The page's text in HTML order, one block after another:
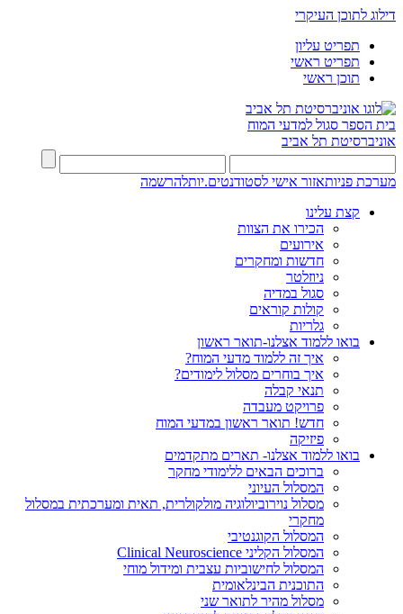
דילוג לתוכן העיקרי
תפריט עליון
תפריט ראשי
תוכן ראשי
בית הספר סגול למדעי המוח
אוניברסיטת תל אביב
מערכת פניותאזור אישי לסטודנטים.יותלהרשמה
קצת עלינו
הכירו את הצוות
אירועים
חדשות ומחקרים
ניוזלטר
סגול במדיה
קולות קוראים
גלריות
בואו ללמוד אצלנו-תואר ראשון
איך זה ללמוד מדעי המוח?
איך בוחרים מסלול לימודים?
תנאי קבלה
פרויקט מעבדה
חדש! תואר ראשון במדעי המוח
פיזיקה
בואו ללמוד אצלנו- תארים מתקדמים
ברוכים הבאים ללימודי מחקר
המסלול העיוני
מסלול נוירוביולוגיה מולקולרית, תאית ומערכתית במסלול
מחקרי
המסלול הקוגנטיבי
המסלול הקליני Clinical Neuroscience
המסלול לחישוביות עצבית ומידול מוחי
התוכנית הבינלאומית
מסלול מהיר לתואר שני